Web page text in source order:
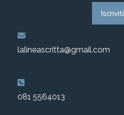
Iscriviti
lalineascritta@gmail.com
081 5564013